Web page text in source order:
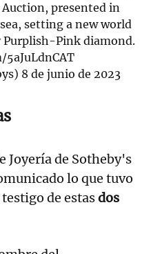
presented in
, setting a new world
Purplish-Pink diamond.
8 de junio de 2023
Joyería de Sotheby's
lo que tuvo
de estasdos